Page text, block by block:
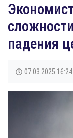
падения
07.03.2025 16:24